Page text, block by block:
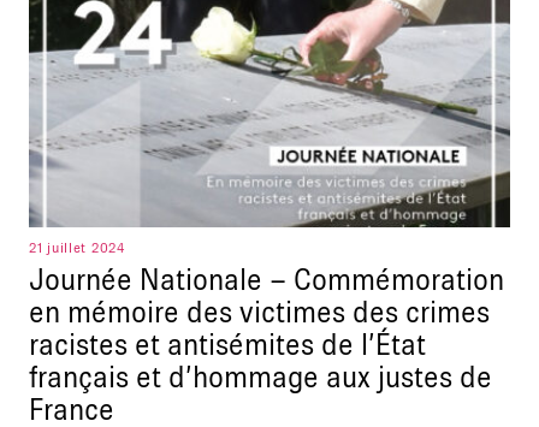
21 juillet 2024
Journée Nationale – Commémoration
en mémoire des victimes des crimes
racistes et antisémites de l’État
français et d’hommage aux justes de
France